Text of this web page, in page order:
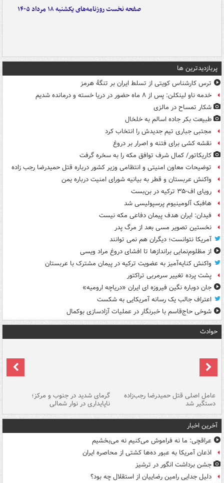
صفحه نخست روزنامه‌های یکشنبه ۱۸ مرداد ۱۴۰۵
پربازدیدترین ها
ترس کارشناس کویتی از تسلط ایران بر تنگۀ هرمز
خدمه ناو لینکلن: پس از ۸ ماه حضور در دریا خسته و درمانده‌ شدیم
شکار تمساح در مالزی
طبیعت بکر جاده اسالم به خلخال
مجتبی جباری تیم جدیدش را انتخاب کرد
نقشه کشی برای فتنه و اصرار بر دروغ
کاریکاتور/ کمال شرف توافق مکه را به سخره گرفت
توضیحات معاون امنیتی و انتظامی وزیر کشور درباره قتل حمیدرضا رجب زاده
واکنش عربستان و قطر به بیانیه شورای امنیت درباره یمن
رویای اف-۳۵ ترکیه در بن‌بست
هافبک آلومینیوم پرسپولیسی شد
فیدان: ایران هدف پیمان دفاعی مکه نیست
نخستین تصویر مسی بعد از مرگ پدر
آمریکا نتوانست؛ دیگران هم نمی توانند
از مظلوم‌نمایی براندازها تا افشای دروغ مراد ویسی
واکنش کنایه‌آمیز به عضویت ترکیه در پیمان مشترک با عربستان
پشت پرده تغییر سرمربی تراکتور
جان دوباره نگین فیروزه ای ایران «دریاچه ارومیه»
اعتراف جالب یک رسانه آمریکایی به شکست
شوخی حاج‌قاسم با خبرنگار در عملیات آزادسازی بوکمال
حوادث
عامل اصلی قتل حمیدرضا رجب‌زاده
دستگیر شد
گرمای شدید در جنوب و مرکز؛
ناپایداری در نوار شمالی
آخرین اخبار
عراقچی: ما نه فراموش می‌کنیم نه می‌بخشیم
اذعان آمریکا به عبور ده‌ها کشتی از محاصره ایران
جشن برداشت انگور در ترشیز
دلیل جدایی رامین رضاییان از استقلال چه بود؟